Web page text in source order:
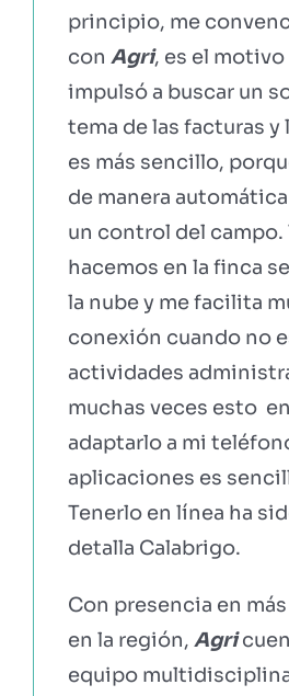
principio, me
con Agri, es el motivo
impulsó a buscar un
tema de las facturas y
es más sencillo,
de manera
un control del campo.
hacemos en la finca
la nube y me facilita
conexión cuando no
actividades
muchas veces esto
adaptarlo a mi
aplicaciones es
Tenerlo en línea ha
detalla Calabrigo.
Con presencia en
en la región, Agri
equipo